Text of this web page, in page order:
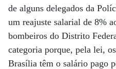
de alguns delegados da
um reajuste salarial de 8%
bombeiros do Distrito
categoria porque, pela lei,
Brasília têm o salário pago